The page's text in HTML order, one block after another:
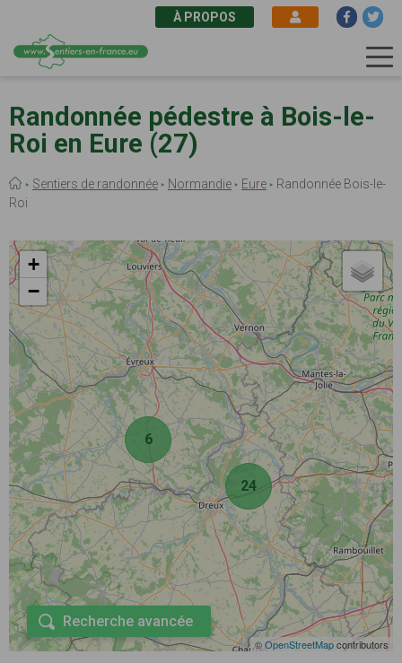
au
contenu
principal
À PROPOS
Randonnée pédestre à Bois-le-
Roi en Eure (27)
Fil
d'Ariane
Sentiers de randonnée Normandie Eure
Randonnée Bois-le-
Roi
6
24
+
−
©OpenStreetMapcontributors
Recherche avancée